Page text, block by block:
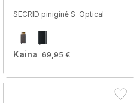
SECRID piniginė S-Optical
Kaina 69,95 €